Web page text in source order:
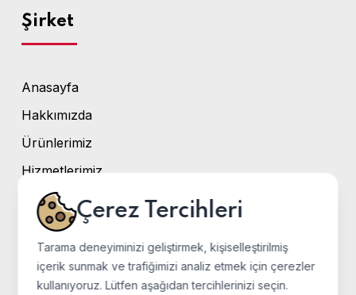
Çerez Tercihleri
Tarama deneyiminizi geliştirmek, kişiselleştirilmiş
içerik sunmak ve trafiğimizi analiz etmek için çerezler
kullanıyoruz. Lütfen aşağıdan tercihlerinizi seçin.
Şirket
Anasayfa
Hakkımızda
Ürünlerimiz
Hizmetlerimiz
Galeri
İletişim
Bilgiler